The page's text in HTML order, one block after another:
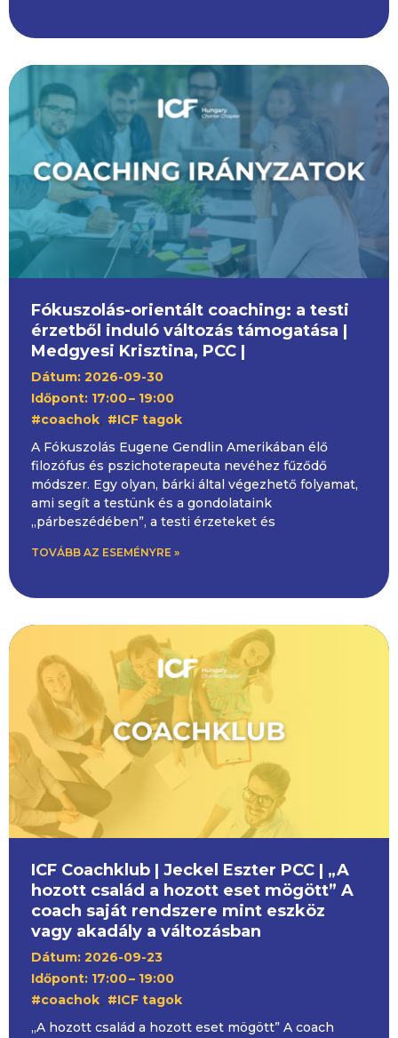
Fókuszolás-orientált coaching: a testi
érzetből induló változás támogatása |
Medgyesi Krisztina, PCC |
Dátum: 2026-09-30
Időpont: 17:00– 19:00
#coachok, #ICF tagok
A Fókuszolás Eugene Gendlin Amerikában élő
filozófus és pszichoterapeuta nevéhez fűződő
módszer. Egy olyan, bárki által végezhető folyamat,
ami segít a testünk és a gondolataink
„párbeszédében”, a testi érzeteket és
TOVÁBB AZ ESEMÉNYRE »
ICF Coachklub | Jeckel Eszter PCC | „A
hozott család a hozott eset mögött” A
coach saját rendszere mint eszköz
vagy akadály a változásban
Dátum: 2026-09-23
Időpont: 17:00– 19:00
#coachok, #ICF tagok
„A hozott család a hozott eset mögött” A coach